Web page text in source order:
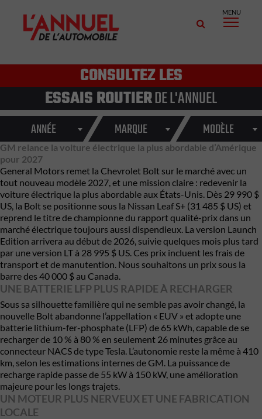
MENU
CONSULTEZ LES
ESSAIS ROUTIERDE L'ANNUEL
ANNÉE MARQUE MODÈLE
GM relance la voiture électrique la plus abordable d’Amérique
pour 2027
General Motors remet la Chevrolet Bolt sur le marché avec un
tout nouveau modèle 2027, et une mission claire : redevenir la
voiture électrique la plus abordable aux États-Unis. Dès 29 990 $
US, la Bolt se positionne sous la Nissan Leaf S+ (31 485 $ US) et
reprend le titre de championne du rapport qualité-prix dans un
marché électrique toujours aussi dispendieux. La version Launch
Edition arrivera au début de 2026, suivie quelques mois plus tard
par une version LT à 28 995 $ US. Ces prix incluent les frais de
transport et de manutention. Nous souhaitons un prix sous la
barre des 40 000 $ au Canada.
UNE BATTERIE LFP PLUS RAPIDE À RECHARGER
Sous sa silhouette familière qui ne semble pas avoir changé, la
nouvelle Bolt abandonne l’appellation « EUV » et adopte une
batterie lithium-fer-phosphate (LFP) de 65 kWh, capable de se
recharger de 10 % à 80 % en seulement 26 minutes grâce au
connecteur NACS de type Tesla. L’autonomie reste la même à 410
km, selon les estimations internes de GM. La puissance de
recharge rapide passe de 55 kW à 150 kW, une amélioration
majeure pour les longs trajets.
UN MOTEUR PLUS NERVEUX ET UNE FABRICATION
LOCALE